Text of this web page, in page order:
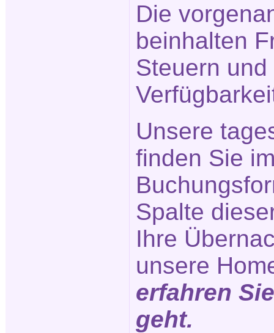
Die
beinhalten
Steuern
Unsere
finden Sie
Spalte
Ihre
unsere
erfahren
geht.